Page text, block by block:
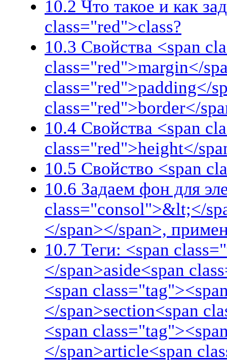
10.2 Что такое и как
class="red">class?
10.3 Свойства <span
class="red">margin</
class="red">padding</
class="red">border</
10.4 Свойства <span
class="red">height</
10.5 Свойство <span
10.6 Задаем фон для
class="consol">&lt;</
</span></span>,
10.7 Теги: <span
</span>aside<span
<span
</span>section<span
<span
</span>article<span